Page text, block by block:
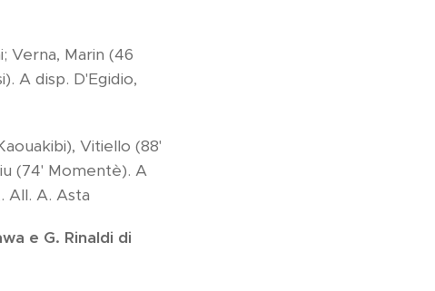
Verna, Marin (46
A disp. D'Egidio,
Vitiello (88'
(74' Momentè). A
All. A. Asta
e G. Rinaldi di